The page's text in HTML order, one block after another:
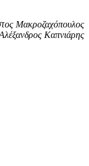
Μακροζαχόπουλος
Καπνιάρης